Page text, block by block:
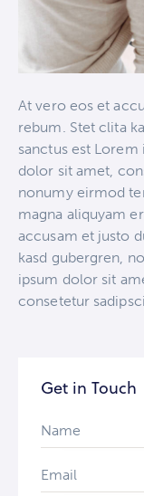
At vero eos et
rebum. Stet clita
sanctus est
dolor sit amet,
nonumy eirmod
magna aliquyam
accusam et justo
kasd gubergren,
ipsum dolor sit
consetetur
Get in Touch